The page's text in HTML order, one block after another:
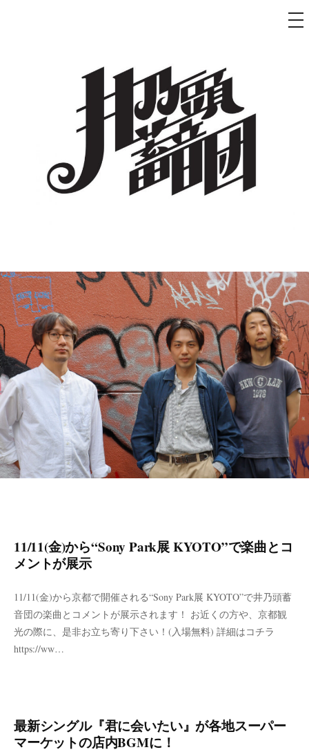
メ
ニ
11/11(金)から“Sony Park展 KYOTO”で楽曲とコ
メントが展示
11/11(金)から京都で開催される“Sony Park展 KYOTO”で井乃頭蓄
音団の楽曲とコメントが展示されます！ お近くの方や、京都観
光の際に、是非お立ち寄り下さい！(入場無料) 詳細はコチラ
https://ww…
最新シングル『君に会いたい』が各地スーパー
マーケットの店内BGMに！